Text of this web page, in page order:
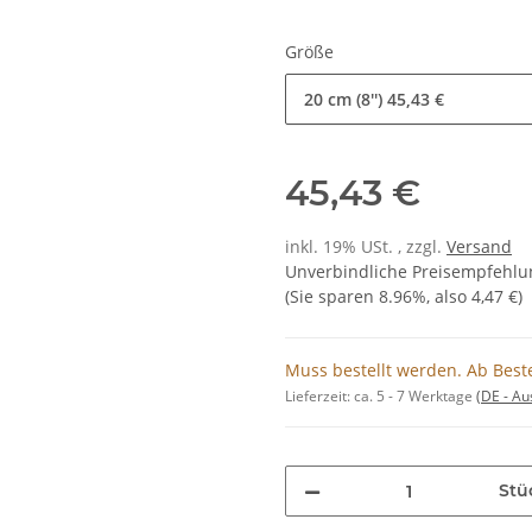
Größe
20 cm (8'') 45,43 €
45,43 €
inkl. 19% USt. , zzgl. Versand
Unverbindliche
(Sie sparen 8.96%, also 4,47 €)
Muss bestellt werden. Ab
Lieferzeit:ca. 5 - 7 Werktage (DE -